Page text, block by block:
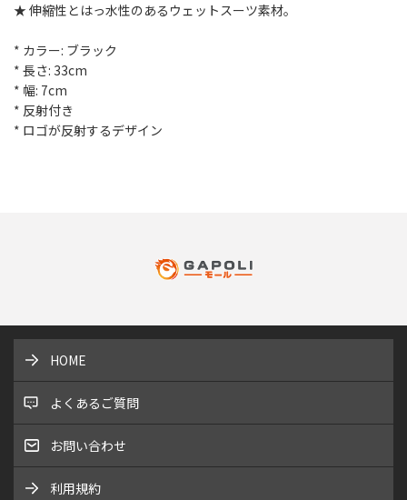
★ 伸縮性とはっ水性のあるウェットスーツ素材。
* カラー: ブラック
* 長さ: 33cm
* 幅: 7cm
* 反射付き
* ロゴが反射するデザイン
HOME
よくあるご質問
お問い合わせ
利用規約